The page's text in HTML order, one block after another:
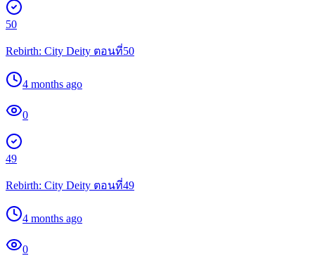
50
Rebirth: City Deity ตอนที่50
4 months ago
0
49
Rebirth: City Deity ตอนที่49
4 months ago
0